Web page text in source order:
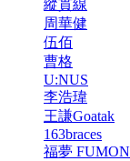
縱貫線
周華健
伍佰
曹格
U:NUS
李浩瑋
王謙Goatak
163braces
福夢 FUMON